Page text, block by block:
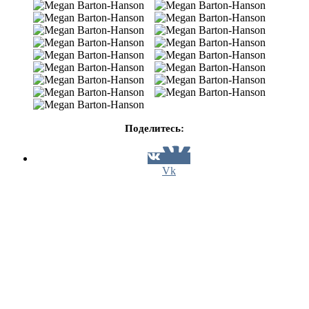
Поделитесь:
Vk